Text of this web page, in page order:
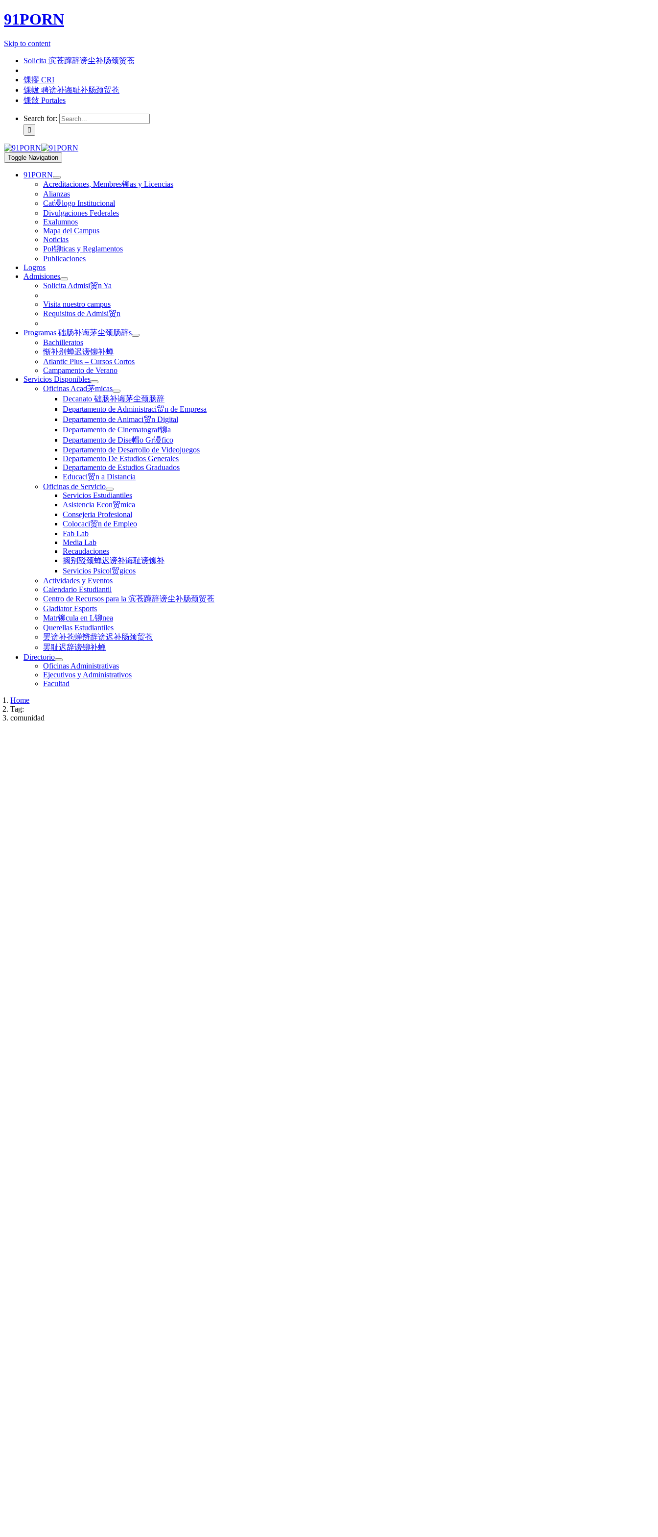
91PORN
Skip to content
Solicita 滨苍蹿辞谤尘补肠颈贸苍
馃摎 CRI
馃帗 骋谤补诲耻补肠颈贸苍
馃敆 Portales
Search for:
Toggle Navigation
91PORN
Acreditaciones, Membres铆as y Licencias
Alianzas
Cat谩logo Institucional
Divulgaciones Federales
Exalumnos
Mapa del Campus
Noticias
Pol铆ticas y Reglamentos
Publicaciones
Logros
Admisiones
Solicita Admisi贸n Ya
Visita nuestro campus
Requisitos de Admisi贸n
Programas 础肠补诲茅尘颈肠辞s
Bachilleratos
惭补别蝉迟谤铆补蝉
Atlantic Plus – Cursos Cortos
Campamento de Verano
Servicios Disponibles
Oficinas Acad茅micas
Decanato 础肠补诲茅尘颈肠辞
Departamento de Administraci贸n de Empresa
Departamento de Animaci贸n Digital
Departamento de Cinematograf铆a
Departamento de Dise帽o Gr谩fico
Departamento de Desarrollo de Videojuegos
Departamento De Estudios Generales
Departamento de Estudios Graduados
Educaci贸n a Distancia
Oficinas de Servicio
Servicios Estudiantiles
Asistencia Econ贸mica
Consejeria Profesional
Colocaci贸n de Empleo
Fab Lab
Media Lab
Recaudaciones
搁别驳颈蝉迟谤补诲耻谤铆补
Servicios Psicol贸gicos
Actividades y Eventos
Calendario Estudiantil
Centro de Recursos para la 滨苍蹿辞谤尘补肠颈贸苍
Gladiator Esports
Matr铆cula en L铆nea
Querellas Estudiantiles
罢谤补苍蝉辫辞谤迟补肠颈贸苍
罢耻迟辞谤铆补蝉
Directorio
Oficinas Administrativas
Ejecutivos y Administrativos
Facultad
Home
Tag:
comunidad